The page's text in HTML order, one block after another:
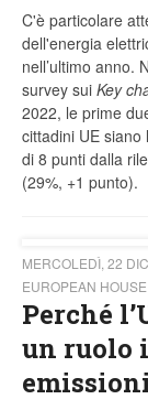
C'è particolare
dell'energia
nell’ultimo anno.
survey sui Key
2022, le prime
cittadini UE siano
di 8 punti dalla
(29%, +1 punto).
MERCOLEDÌ, 22
EUROPEAN
Perché
un ruolo